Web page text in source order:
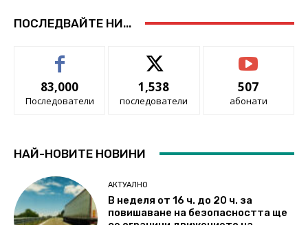
ПОСЛЕДВАЙТЕ НИ...
83,000
Последователи
1,538
последователи
507
абонати
НАЙ-НОВИТЕ НОВИНИ
АКТУАЛНО
В неделя от 16 ч. до 20 ч. за
повишаване на безопасността ще